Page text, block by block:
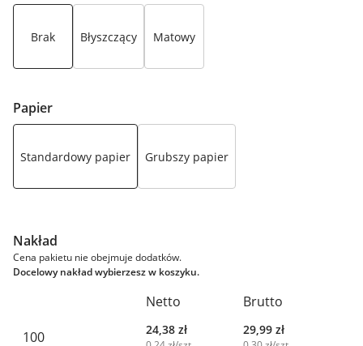
Brak Błyszczący Matowy
Papier
Standardowy papier Grubszy papier
Nakład
Cena pakietu nie obejmuje dodatków.
Docelowy nakład wybierzesz w koszyku.
Netto
Brutto
100
24,38 zł 29,99 zł